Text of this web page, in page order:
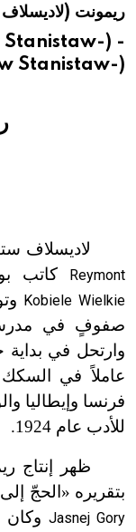
هيئة
ريمونت
Stanistaw-) -
Stanistaw-)
لاديسلاف
Reymont
كاتب
Kobiele Wielkie
صفوفٍ في مدرسةٍ
وارتحل في بداية
عاملاً في
فرنسا وإيطاليا
للأدب عام 1924.
بتقريره «الحجّ
Jasnej Gory وكان